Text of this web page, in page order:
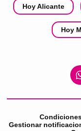
Hoy Alicante
Hoy
Gestionar